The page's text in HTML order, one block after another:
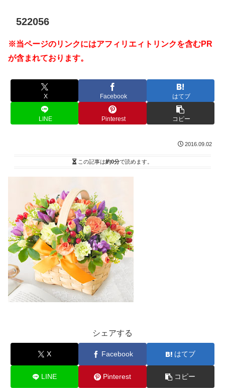
522056
※当ページのリンクにはアフィリエィトリンクを含むPR
が含まれております。
X Facebook はてブ
LINE Pinterest コピー
2016.09.02
この記事は約0分で読めます。
シェアする
X Facebook はてブ
LINE Pinterest コピー